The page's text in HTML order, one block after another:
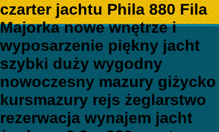
czarter jachtu Phila 880 Fila
Majorka nowe wnętrze i
wyposarzenie piękny jacht
szybki duży wygodny
nowoczesny mazury giżycko
kursmazury rejs żeglarstwo
rezerwacja wynajem jacht